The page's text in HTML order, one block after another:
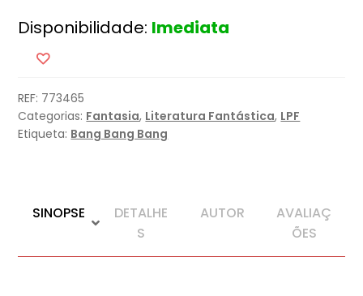
Prisioneiro
Árvore
Disponibilidade: Imediata
REF: 773465
Categorias: Fantasia, Literatura Fantástica, LPF
Etiqueta: Bang Bang Bang
SINOPSE
DETALHE
S
AUTOR
AVALIAÇ
ÕES